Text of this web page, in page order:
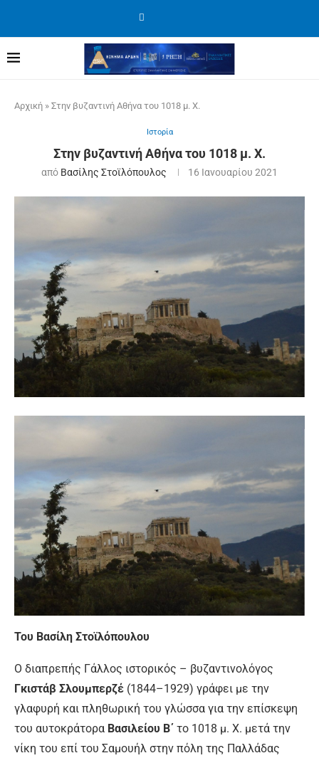
Αρχική » Στην βυζαντινή Αθήνα του 1018 μ. Χ.
Ιστορία
Στην βυζαντινή Αθήνα του 1018 μ. Χ.
από Βασίλης Στοϊλόπουλος 16 Ιανουαρίου 2021
Του Βασίλη Στοϊλόπουλου
Ο διαπρεπής Γάλλος ιστορικός – βυζαντινολόγος
Γκιστάβ Σλουμπερζέ (1844–1929) γράφει με την
γλαφυρή και πληθωρική του γλώσσα για την επίσκεψη
του αυτοκράτορα Βασιλείου Β΄ το 1018 μ. Χ. μετά την
νίκη του επί του Σαμουήλ στην πόλη της Παλλάδας